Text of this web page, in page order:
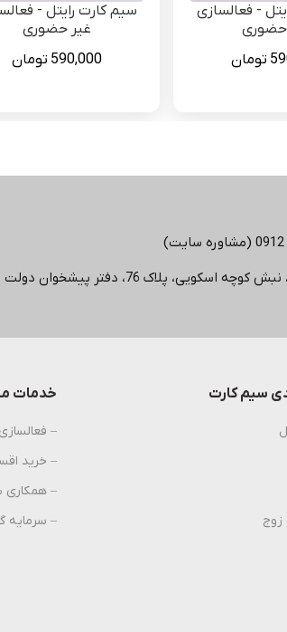
- فعالسازی
حضوری
تومان
سیم کارت رایتل -
غیر حضوری
590,000 تومان
پلاک 76، دفتر پیشخوان دولت
سیم کارت
زوج
خدمات
–
– خرید
– همکاری
– سرمایه